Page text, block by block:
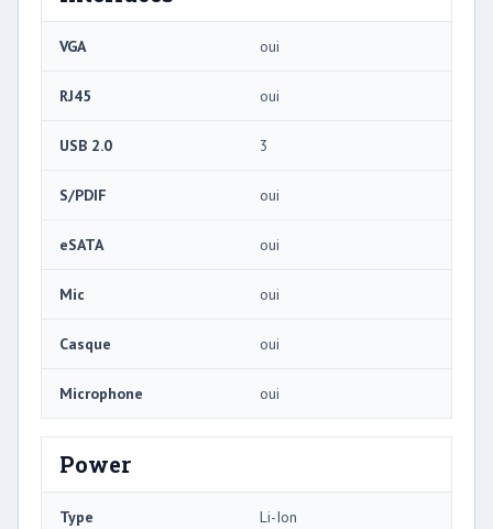
VGA oui
RJ45 oui
USB 2.0 3
S/PDIF oui
eSATA oui
Mic oui
Casque oui
Microphone oui
Power
Type Li-Ion